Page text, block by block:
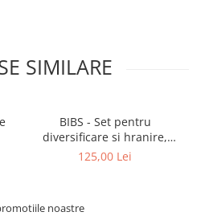
SIMILARE
BIBS - Set pentru
diversificare si hranire,
Cloud
125,00 Lei
noastre